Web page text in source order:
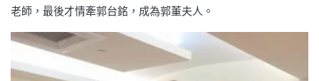
老師，最後才情牽郭台銘，成為郭董夫人。